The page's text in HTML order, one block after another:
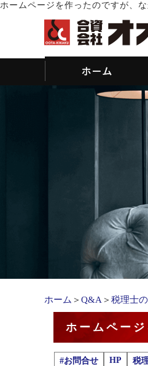
ホームページを作ったのですが、
ホーム ＞ Q&A ＞ 税理士
ホームペー
#お問合せ HP 税